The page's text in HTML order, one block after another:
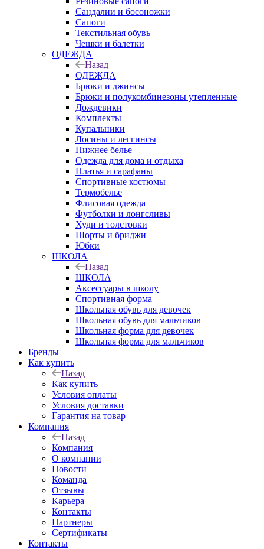
Сандалии и босоножки
Сапоги
Текстильная обувь
Чешки и балетки
ОДЕЖДА
Назад
ОДЕЖДА
Брюки и джинсы
Брюки и полукомбинезоны утепленные
Дождевики
Комплекты
Купальники
Лосины и леггинсы
Нижнее белье
Одежда для дома и отдыха
Платья и сарафаны
Спортивные костюмы
Термобелье
Флисовая одежда
Футболки и лонгсливы
Худи и толстовки
Шорты и бриджи
Юбки
ШКОЛА
Назад
ШКОЛА
Аксессуары в школу
Спортивная форма
Школьная обувь для девочек
Школьная обувь для мальчиков
Школьная форма для девочек
Школьная форма для мальчиков
Бренды
Как купить
Назад
Как купить
Условия оплаты
Условия доставки
Гарантия на товар
Компания
Назад
Компания
О компании
Новости
Команда
Отзывы
Карьера
Контакты
Партнеры
Сертификаты
Контакты